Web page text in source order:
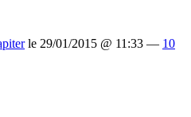
le 29/01/2015 @ 11:33 — 10